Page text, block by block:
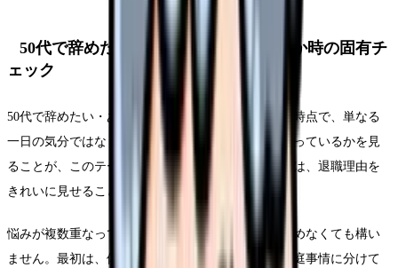
50代で辞めたい・あと10年をどう働くか時の固有チ
ェック
50代で辞めたい・あと10年をどう働くかが出てきた時点で、単なる
一日の気分ではなく、勤務条件として何が積み上がっているかを見
ることが、このテーマの入口です。ここで大切なのは、退職理由を
きれいに見せることではありません。
悩みが複数重なっている時は、退職理由を一つに決めなくても構い
ません。最初は、体調、勤務、給与、人間関係、家庭事情に分けて